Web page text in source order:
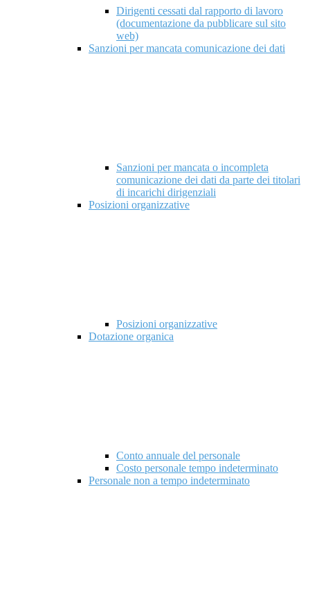
Dirigenti cessati dal rapporto di lavoro
(documentazione da pubblicare sul sito
web)
Sanzioni per mancata comunicazione dei dati
Sanzioni per mancata o incompleta
comunicazione dei dati da parte dei titolari
di incarichi dirigenziali
Posizioni organizzative
Posizioni organizzative
Dotazione organica
Conto annuale del personale
Costo personale tempo indeterminato
Personale non a tempo indeterminato